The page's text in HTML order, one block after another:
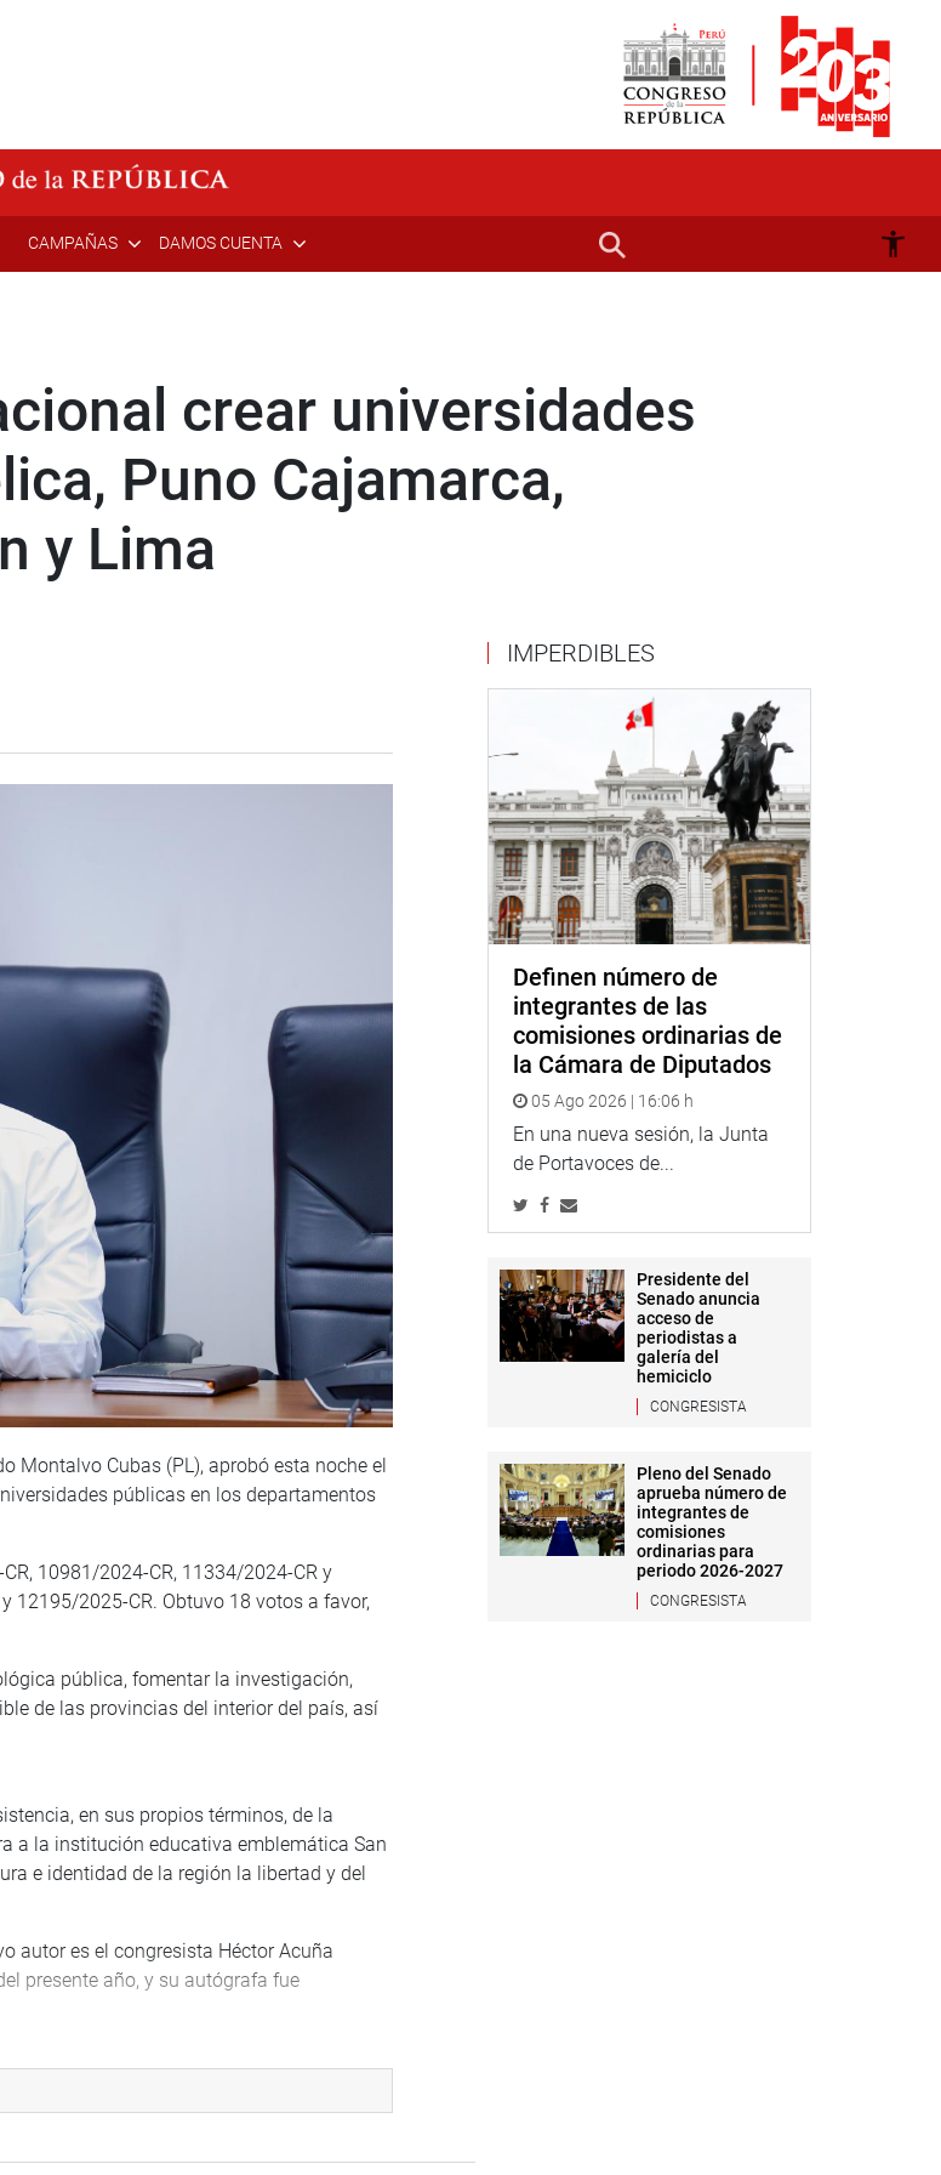
CAMPAÑAS DAMOS CUENTA
crear universidades
Puno Cajamarca,
y Lima
Montalvo Cubas (PL), aprobó esta noche el
públicas en los departamentos
10981/2024-CR, 11334/2024-CR y
12195/2025-CR. Obtuvo 18 votos a favor,
pública, fomentar la investigación,
de las provincias del interior del país, así
en sus propios términos, de la
a la institución educativa emblemática San
e identidad de la región la libertad y del
autor es el congresista Héctor Acuña
presente año, y su autógrafa fue
el Proyecto de Ley 12005/2025-CR,
de Salud.
IMPERDIBLES
Definen número de
integrantes de las
comisiones ordinarias de
la Cámara de Diputados
05 Ago 2026 | 16:06 h
En una nueva sesión, la Junta
de Portavoces de...
Presidente del
Senado anuncia
acceso de
periodistas a
galería del
hemiciclo
CONGRESISTA
Pleno del Senado
aprueba número de
integrantes de
comisiones
ordinarias para
periodo 2026-2027
CONGRESISTA